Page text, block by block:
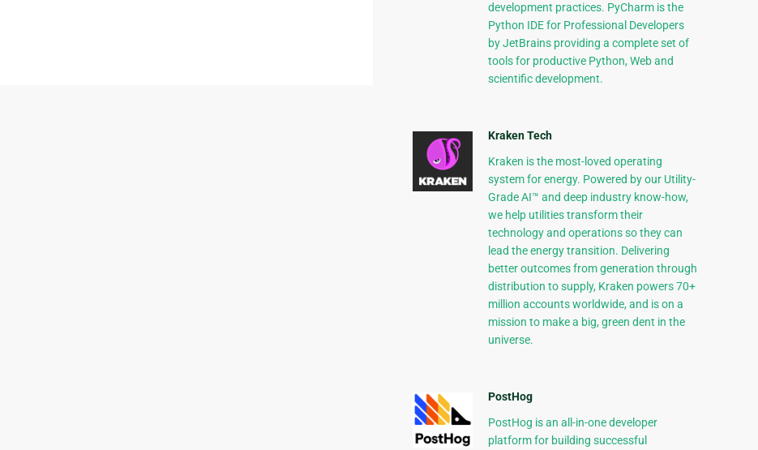
development practices. PyCharm is the
Python IDE for Professional Developers
by JetBrains providing a complete set of
tools for productive Python, Web and
scientific development.
Kraken Tech
Kraken is the most-loved operating
system for energy. Powered by our Utility-
Grade AI™ and deep industry know-how,
we help utilities transform their
technology and operations so they can
lead the energy transition. Delivering
better outcomes from generation through
distribution to supply, Kraken powers 70+
million accounts worldwide, and is on a
mission to make a big, green dent in the
universe.
PostHog
PostHog is an all-in-one developer
platform for building successful